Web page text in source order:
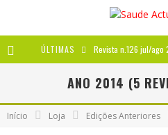
ÚLTIMAS Revista n.126 jul/ago
Revista n.125 mai/
Revista n.124 mar/
ANO 2014 (5
Início Loja Edições Anteriores